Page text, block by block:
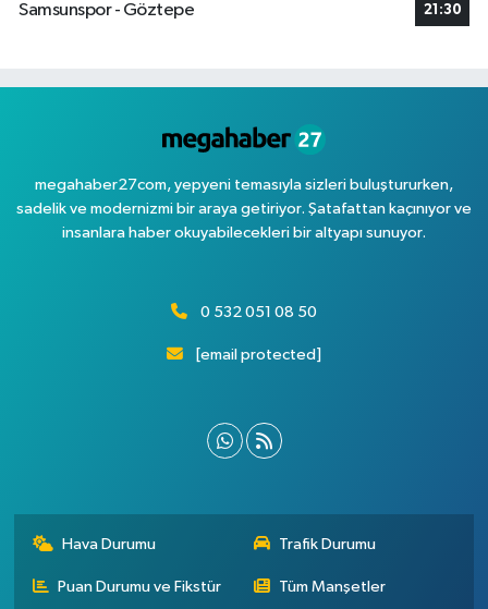
Samsunspor - Göztepe
21:30
megahaber27com, yepyeni temasıyla sizleri buluştururken,
sadelik ve modernizmi bir araya getiriyor. Şatafattan kaçınıyor ve
insanlara haber okuyabilecekleri bir altyapı sunuyor.
0 532 051 08 50
[email protected]
Hava Durumu Trafik Durumu
Puan Durumu ve Fikstür Tüm Manşetler